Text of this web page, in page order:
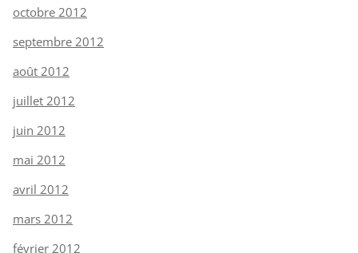
octobre 2012
septembre 2012
août 2012
juillet 2012
juin 2012
mai 2012
avril 2012
mars 2012
février 2012